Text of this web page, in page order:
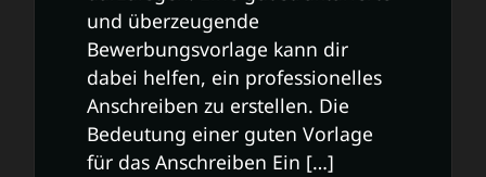
und überzeugende
Bewerbungsvorlage kann dir
dabei helfen, ein professionelles
Anschreiben zu erstellen. Die
Bedeutung einer guten Vorlage
für das Anschreiben Ein […]